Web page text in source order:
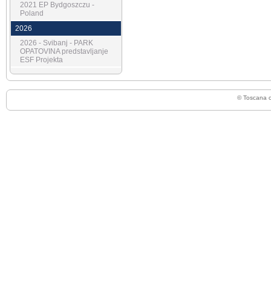
2021 EP Bydgoszczu -
Poland
2026
2026 - Svibanj - PARK
OPATOVINA predstavljanje
ESF Projekta
© Toscana